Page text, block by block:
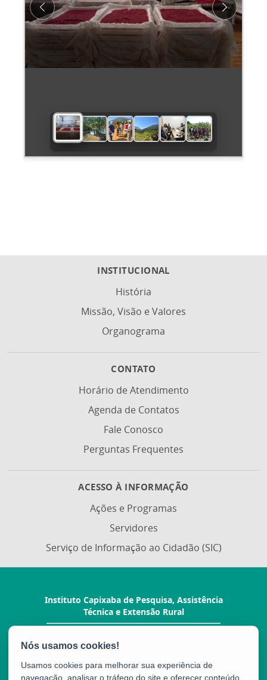
Previous Next
INSTITUCIONAL
História
Missão, Visão e Valores
Organograma
CONTATO
Horário de Atendimento
Agenda de Contatos
Fale Conosco
Perguntas Frequentes
ACESSO À INFORMAÇÃO
Ações e Programas
Servidores
Serviço de Informação ao Cidadão (SIC)
Instituto Capixaba de Pesquisa, Assistência
Técnica e Extensão Rural
CEP: 29052-010 - Vitória / ES
Usamos cookies para melhorar sua experiência de
navegação, analisar o tráfego do site e oferecer conteúdo